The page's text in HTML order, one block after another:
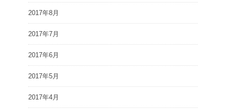
2017年8月
2017年7月
2017年6月
2017年5月
2017年4月